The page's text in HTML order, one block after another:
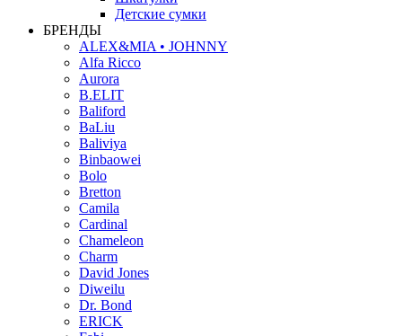
Детские сумки
БРЕНДЫ
ALEX&MIA • JOHNNY
Alfa Ricco
Aurora
B.ELIT
Baliford
BaLiu
Baliviya
Binbaowei
Bolo
Bretton
Camila
Cardinal
Chameleon
Charm
David Jones
Diweilu
Dr. Bond
ERICK